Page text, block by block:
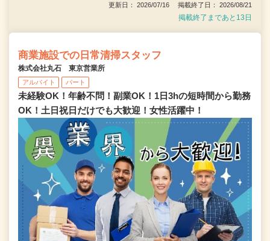
更新日： 2026/07/16 掲載終了日： 2026/08/21
掲載終了まであと13日
商業施設での日常清掃スタッフ
株式会社丸石 東京営業所
アルバイト パート
未経験OK！年齢不問！副業OK！1日3hの短時間から勤務
OK！土日祝日だけでも大歓迎！女性活躍中！